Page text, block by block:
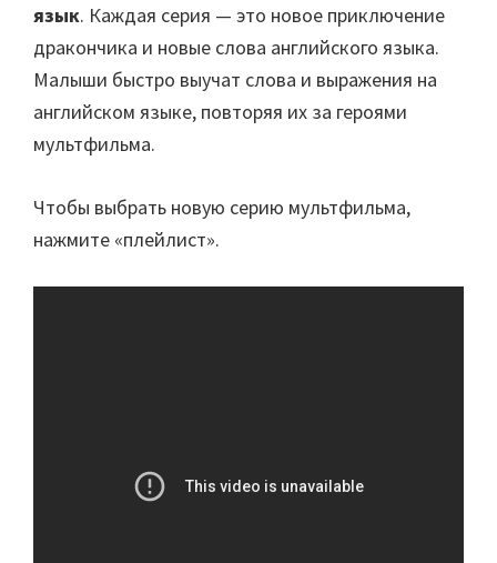
язык. Каждая серия — это новое приключение
дракончика и новые слова английского языка.
Малыши быстро выучат слова и выражения на
английском языке, повторяя их за героями
мультфильма.
Чтобы выбрать новую серию мультфильма,
нажмите «плейлист».